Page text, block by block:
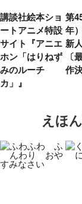
講談社絵本ショ
ートアニメ特設
サイト『アニエ
ホン「はりねず
みのルーチ
カ」』
第
年
新
〔
作
えほ